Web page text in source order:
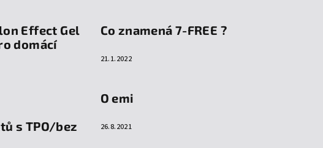
Effect Gel
domácí
s TPO/bez
Co znamená 7-FREE ?
21.1.2022
O emi
26.8.2021